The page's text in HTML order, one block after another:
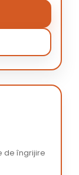
de îngrijire